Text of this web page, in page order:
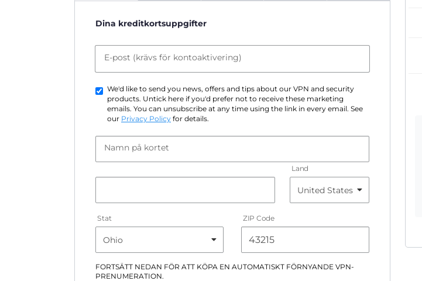
Dina kreditkortsuppgifter
E-post (krävs för kontoaktivering)
We'd like to send you news, offers and tips about our VPN and security
products. Untick here if you'd prefer not to receive these marketing
emails. You can unsubscribe at any time using the link in every email. See
our Privacy Policy for details.
Namn på kortet
Land
Stat ZIP Code
FORTSÄTT NEDAN FÖR ATT KÖPA EN AUTOMATISKT FÖRNYANDE VPN-
PRENUMERATION.